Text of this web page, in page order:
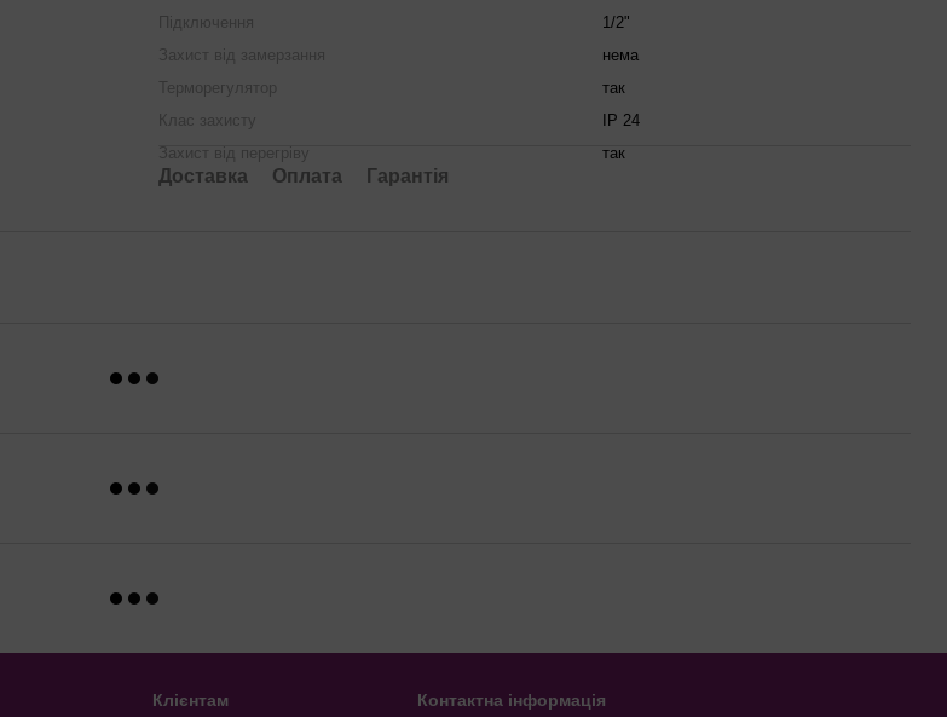
Підключення
1/2"
Захист від замерзання
нема
Терморегулятор
так
Клас захисту
IP 24
Захист від перегріву
так
Доставка Оплата Гарантія
Клієнтам Контактна інформація